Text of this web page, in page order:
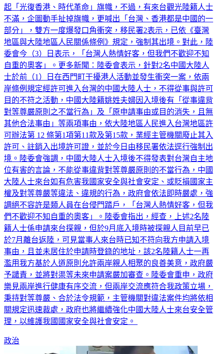
起「光復香港、時代革命」旗幟，不過，有來台觀光陸籍人士
不滿，企圖動手扯掉旗幟，更喊出「台灣、香港都是中國的一
部分」，雙方一度爆發口角衝突，移民署2表示，已依《臺灣
地區與大陸地區人民關係條例》規定，強制其出境。對此，陸
委會今（3）日表示，「台灣人熱情好客，但我們不歡迎不知
自重的奧客」。更多新聞：陸委會表示，針對2名中國大陸人
士於前（1）日在西門町干擾港人活動並發生衝突一案，依兩
岸條例規定經許可進入台灣的中國大陸人士，不得從事與許可
目的不符之活動，中國大陸籍姚姓夫婦因入境後有「從事違背
對等尊嚴原則之不當行為」及「原申請事由或目的消失，且無
其他合法事由」等兩項事由，依大陸地區人民進入台灣地區許
可辦法第 12 條第1項第11款及第15款，業經主管機關廢止其入
許可、註銷入出境許可證，並於今日由移民署依法逕行強制出
境。陸委會強調，中國大陸人士入境後不得發表對台灣自主地
位有害的言論，不能從事違背對等尊嚴原則的不當行為，中國
大陸人士來台如有危害我國家安全與社會安定、或貶損國家主
權及對等尊嚴等違法、違規的行為，政府會依法即時嚴處，強
調絕不容許是類人員在台侵門踏戶，「台灣人熱情好客，但我
們不歡迎不知自重的奧客」。陸委會指出，經查，上述2名陸
籍人士係申請來台探親，但於9月底入境時被探親人目前早已
於7月離台返陸，可見當事人來台時已知不符向我方申請入境
事由，且並未居住於申請時登錄的地址，該2名陸籍人士一再
濫用我方基於人道原則允許兩岸親人相聚的良善美意，政府嚴
予譴責，並將對渠等未來申請案嚴加審查。陸委會重申，政府
樂見兩岸進行健康有序交流，但兩岸交流應符合我政策立場，
秉持對等尊嚴、合於法令規範，主管機關對違法案件均將依相
關規定迅速裁處，政府也將繼續強化中國大陸人士來台安全管
理，以維護我國國家安全與社會安定。
政治